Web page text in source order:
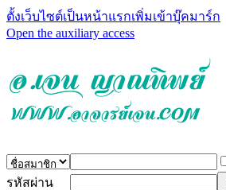
ตั้งเว็บไซต์เป็นหน้าแรกเพิ่มเข้าบุ๊คมาร์ก
Open the auxiliary access
รหัสผ่าน